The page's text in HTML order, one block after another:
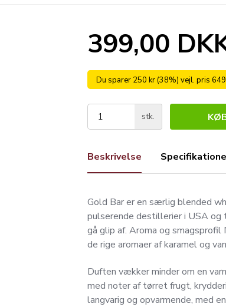
399,00
Du sparer 250 kr (38%) vejl. pris 649
stk.
Beskrivelse
Gold Bar er en særlig blended
pulserende destillerier i USA og
gå glip af. Aroma og
de rige aromaer af karamel og
Duften vækker minder om en
med noter af tørret frugt,
langvarig og opvarmende, med